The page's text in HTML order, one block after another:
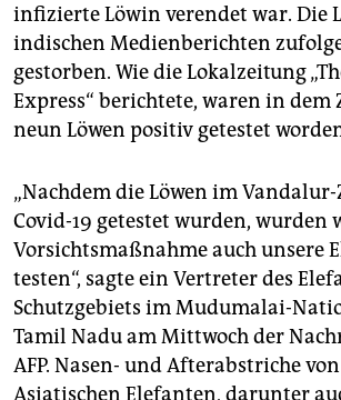
infizierte Löwin verendet war. Die
indischen Medienberichten
gestorben. Wie die Lokalzeitung
Express“ berichtete, waren in dem
neun Löwen positiv getestet
„Nachdem die Löwen im
Covid-19 getestet wurden, wurden
Vorsichtsmaßnahme auch unsere
testen“, sagte ein Vertreter des
Schutzgebiets im Mudumalai-
Tamil Nadu am Mittwoch der
AFP. Nasen- und Afterabstriche
Asiatischen Elefanten, darunter